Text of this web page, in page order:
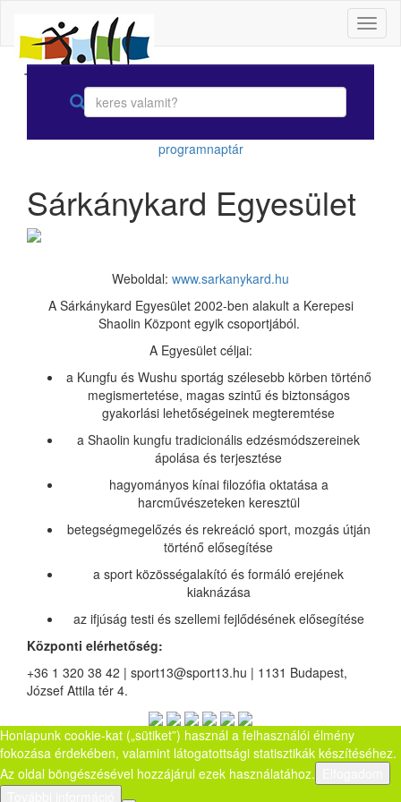
programnaptár
Sárkánykard Egyesület
Weboldal: www.sarkanykard.hu
A Sárkánykard Egyesület 2002-ben alakult a Kerepesi
Shaolin Központ egyik csoportjából.
A Egyesület céljai:
a Kungfu és Wushu sportág szélesebb körben történő
megismertetése, magas szintű és biztonságos
gyakorlási lehetőségeinek megteremtése
a Shaolin kungfu tradicionális edzésmódszereinek
ápolása és terjesztése
hagyományos kínai filozófia oktatása a
harcművészeteken keresztül
betegségmegelőzés és rekreáció sport, mozgás útján
történő elősegítése
a sport közösségalakító és formáló erejének
kiaknázása
az ifjúság testi és szellemi fejlődésének elősegítése
Központi elérhetőség:
+36 1 320 38 42 | sport13@sport13.hu | 1131 Budapest,
József Attila tér 4.
Honlapunk cookie-kat („sütiket”) használ a felhasználói élmény
fokozása érdekében, valamint látogatottsági statisztikák készítéséhez.
Az oldal böngészésével hozzájárul ezek használatához.